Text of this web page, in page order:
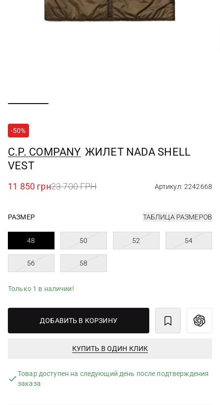
-50%
C.P. COMPANY ЖИЛЕТ NADA SHELL
VEST
11 850 грн23 700 ГРН Артикул: 2242668
РАЗМЕР ТАБЛИЦА РАЗМЕРОВ
48 50 52 54
56 58
Только 1 в наличии!
ДОБАВИТЬ В КОРЗИНУ
КУПИТЬ В ОДИН КЛИК
Товар доступен на следующий день после подтверждения
заказа